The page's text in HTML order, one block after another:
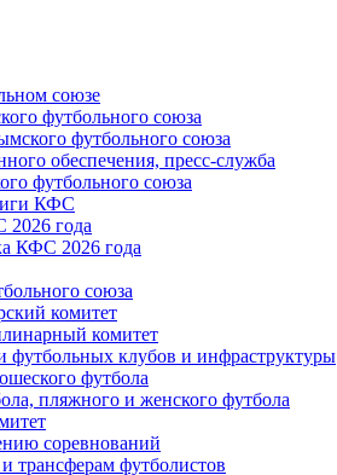
союзе
футбольного союза
футбольного союза
обеспечения, пресс-служба
футбольного союза
КФС
года
КФС 2026 года
союза
комитет
комитет
футбольных клубов и инфраструктуры
футбола
пляжного и женского футбола
соревнований
трансферам футболистов